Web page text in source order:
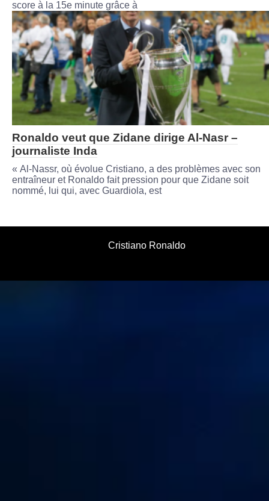
score à la 15e minute grâce à
Ronaldo veut que Zidane dirige Al-Nasr –
journaliste Inda
« Al-Nassr, où évolue Cristiano, a des problèmes avec son
entraîneur et Ronaldo fait pression pour que Zidane soit
nommé, lui qui, avec Guardiola, est
Cristiano Ronaldo